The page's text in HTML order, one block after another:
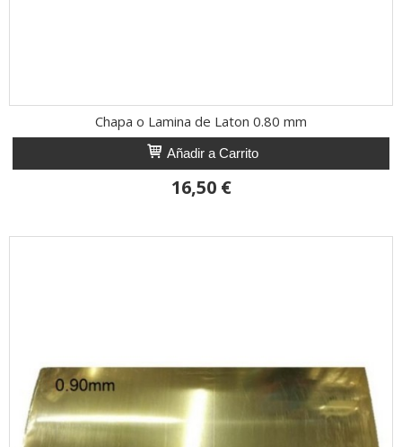
Chapa o Lamina de Laton 0.80 mm
Añadir a Carrito
16,50 €